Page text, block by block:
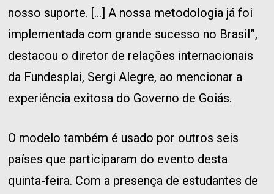
nosso suporte. […] A nossa metodologia já foi
implementada com grande sucesso no Brasil”,
destacou o diretor de relações internacionais
da Fundesplai, Sergi Alegre, ao mencionar a
experiência exitosa do Governo de Goiás.
O modelo também é usado por outros seis
países que participaram do evento desta
quinta-feira. Com a presença de estudantes de